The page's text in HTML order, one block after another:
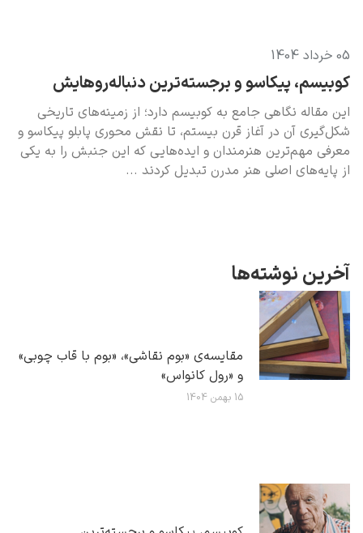
یوهانس فرمیر
پرفروش‌ترین
تابلوها
کوبیسم، پیکاسو و برجسته‌ترین دنباله‌روهایش
05 خرداد 1404
این مقاله نگاهی جامع به کوبیسم دارد؛ از زمینه‌های تاریخی
شکل‌گیری آن در آغاز قرن بیستم، تا نقش محوری پابلو پیکاسو و
معرفی مهم‌ترین هنرمندان و ایده‌هایی که این جنبش را به یکی
از پایه‌های اصلی هنر مدرن تبدیل کردند
آخرین نوشته‌ها
مقایسه‌ی «بوم نقاشی»، «بوم با قاب چوبی»
و «رول کانواس»
15 بهمن 1404